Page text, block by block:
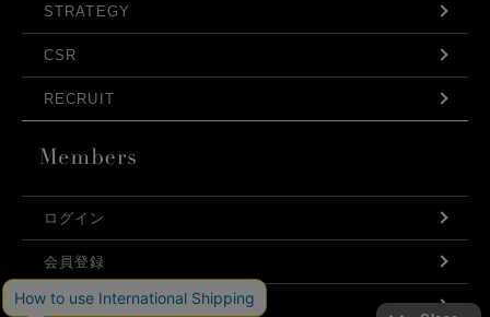
STRATEGY
CSR
RECRUIT
ログイン
会員登録
利用規約